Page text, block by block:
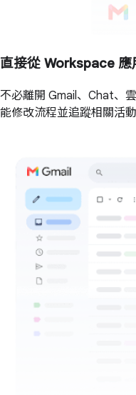
直接從 Workspace 應
不必離開 Gmail、Chat、
能修改流程並追蹤相關活動